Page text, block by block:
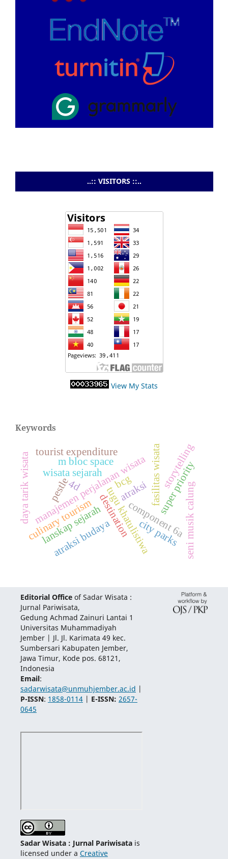
..:: VISITORS ::..
View My Stats
Keywords
destination
manajemen perjalanan wisata
tugu khatulistiwa
component 6a
wisata sejarah
lanskap sejarah
fasilitas wisatasuper priority
m bloc space
culinary tourism seni musik calung
atraksi budaya
atraksi
daya tarik wisata bcg
pestle
tourist expenditure
4d storytelling
city parks
Editorial Officeof Sadar Wisata :
Jurnal Pariwisata,
Gedung Achmad Zainuri Lantai 1
Universitas Muhammadiyah
Jember | Jl. Jl. Karimata 49 kec.
Sumbersari Kabupaten Jember,
Jawa Timur, Kode pos. 68121,
Indonesia
Email:
sadarwisata@unmuhjember.ac.id |
P-ISSN: 1858-0114| E-ISSN: 2657-
0645
Sadar Wisata : Jurnal Pariwisatais
licensed under a Creative